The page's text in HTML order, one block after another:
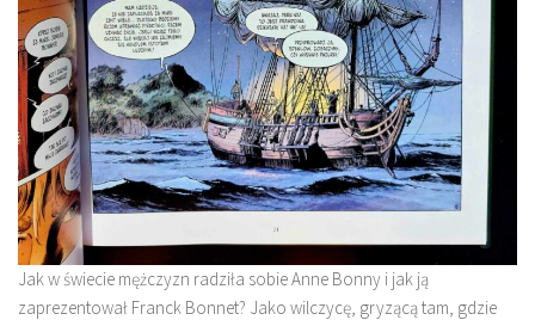
Jak w świecie mężczyzn radziła sobie Anne Bonny i jak ją
zaprezentował Franck Bonnet? Jako wilczycę, gryzącą tam, gdzie